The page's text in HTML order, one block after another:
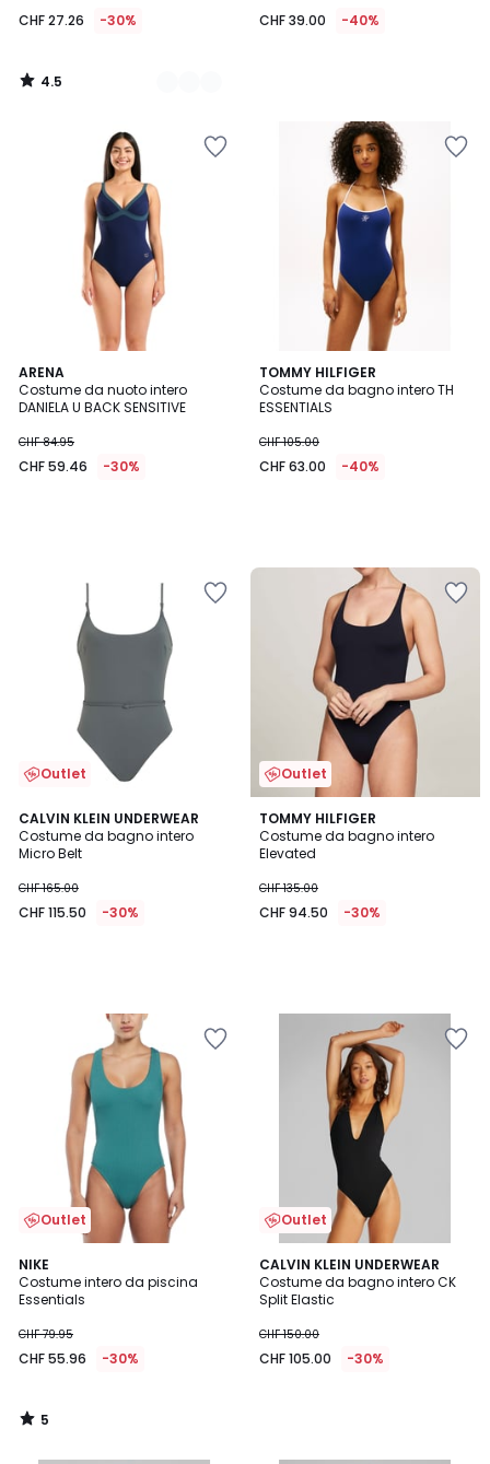
CHF 27.26 -30%
4.5
/
CHF 39.00 -40%
ARENA
Costume da nuoto intero
DANIELA U BACK SENSITIVE
CHF 84.95
CHF 59.46 -30%
TOMMY HILFIGER
Costume da bagno intero TH
ESSENTIALS
CHF 105.00
CHF 63.00 -40%
Outlet
CALVIN KLEIN UNDERWEAR
Costume da bagno intero
Micro Belt
CHF 165.00
CHF 115.50 -30%
Outlet
TOMMY HILFIGER
Costume da bagno intero
Elevated
CHF 135.00
CHF 94.50 -30%
Outlet
NIKE
Costume intero da piscina
Essentials
CHF 79.95
CHF 55.96 -30%
5
/
5
5
/
Outlet
CALVIN KLEIN UNDERWEAR
Costume da bagno intero CK
Split Elastic
CHF 150.00
CHF 105.00 -30%